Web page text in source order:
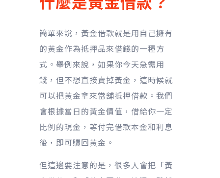
簡單來說，黃金借款就是用自己擁有
的黃金作為抵押品來借錢的一種方
式。舉例來說，如果你今天急需用
錢，但不想直接賣掉黃金，這時候就
可以把黃金拿來當舖抵押借款。我們
會根據當日的黃金價值，借給你一定
比例的現金，等付完借款本金和利息
後，即可贖回黃金。
但這邊要注意的是，很多人會把「黃